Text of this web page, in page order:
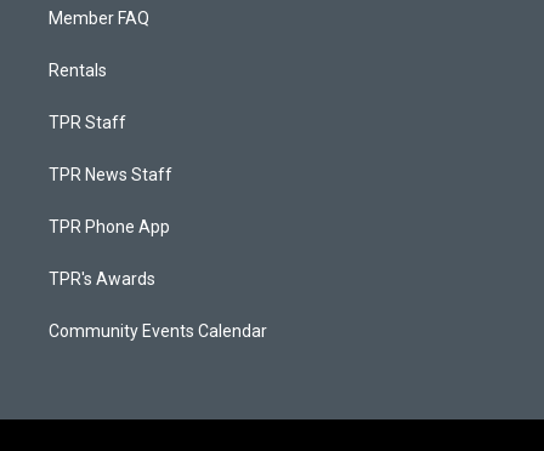
Member FAQ
Rentals
TPR Staff
TPR News Staff
TPR Phone App
TPR's Awards
Community Events Calendar